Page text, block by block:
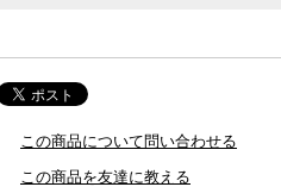
この商品について問い合わせる
この商品を友達に教える